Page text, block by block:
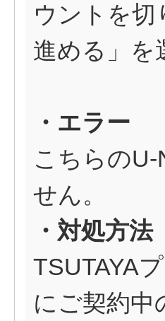
ウントを
進める」を
・エラー
こちらの
せん。
・対処方法
TSUTAYA
にご契約中